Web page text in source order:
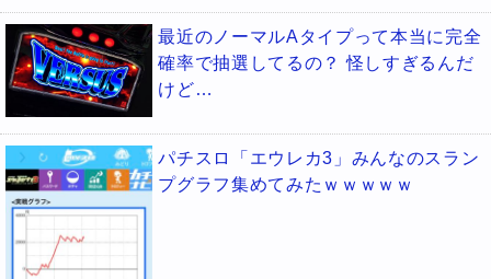
最近のノーマルAタイプって本当に完全
確率で抽選してるの？ 怪しすぎるんだ
けど…
パチスロ「エウレカ3」みんなのスラン
プグラフ集めてみたｗｗｗｗｗ